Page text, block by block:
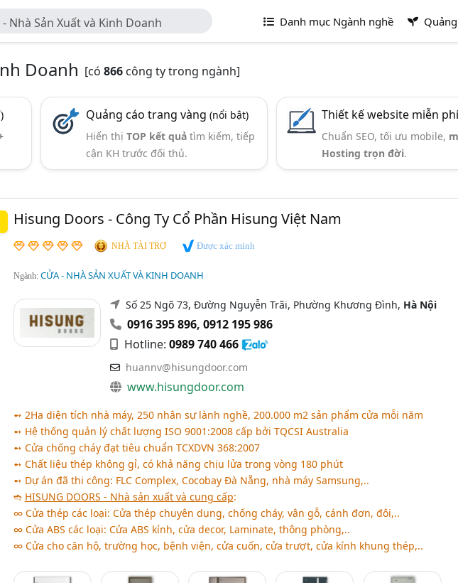
- Nhà Sản Xuất và Kinh Doanh Danh mục Ngành nghề
Doanh [có 866 công ty trong ngành]
Quảng cáo trang vàng(nổi bật)
Hiển thịTOP kết quả tìm kiếm, tiếp
cận KH trước đối thủ.
Thiết kế website miễn
Chuẩn SEO, tối ưu mobile,
Hosting trọn đời.
Hisung Doors - Công Ty Cổ Phần Hisung Việt Nam
NHÀ TÀI TRỢ Được xác minh
Ngành: CỬA - NHÀ SẢN XUẤT VÀ KINH DOANH
Số 25 Ngõ 73, Đường Nguyễn Trãi, Phường Khương Đình, Hà Nội
0916 395 896, 0912 195 986
Hotline: 0989 740 466
huannv@hisungdoor.com
www.hisungdoor.com
➻ 2Ha diện tích nhà máy, 250 nhân sự lành nghề, 200.000 m2 sản phẩm cửa mỗi năm
➻ Hệ thống quản lý chất lượng ISO 9001:2008 cấp bởi TQCSI Australia
➻ Cửa chống cháy đạt tiêu chuẩn TCXDVN 368:2007
➻ Chất liệu thép không gỉ, có khả năng chịu lửa trong vòng 180 phút
➻ Dự án đã thi công: FLC Complex, Cocobay Đà Nẵng, nhà máy Samsung,..
➬ HISUNG DOORS - Nhà sản xuất và cung cấp:
∞ Cửa thép các loại: Cửa thép chuyên dụng, chống cháy, vân gỗ, cánh đơn, đôi,..
∞ Cửa ABS các loại: Cửa ABS kính, cửa decor, Laminate, thông phòng,..
∞ Cửa cho căn hộ, trường học, bệnh viện, cửa cuốn, cửa trượt, cửa kính khung thép,..